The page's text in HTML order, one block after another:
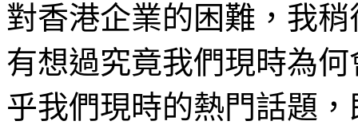
對香港企業的困難，我
有想過究竟我們現時為
乎我們現時的熱門話題